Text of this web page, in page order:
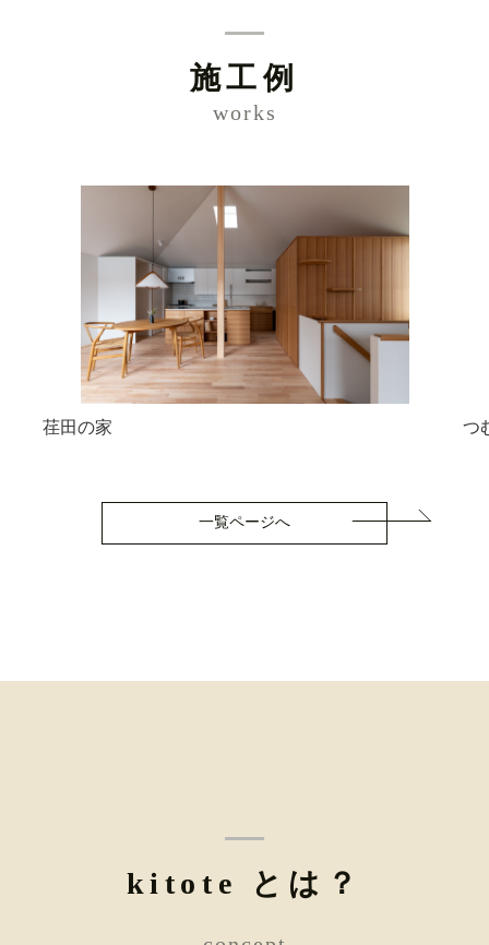
施工例
works
荏田の家 つ
一覧ページへ
kitote とは？